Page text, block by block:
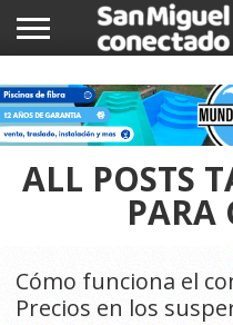
NOTICIAS
COMUNIDAD
COMERCIOS
ALL POSTS
PARA
Cómo funciona el
Precios en los